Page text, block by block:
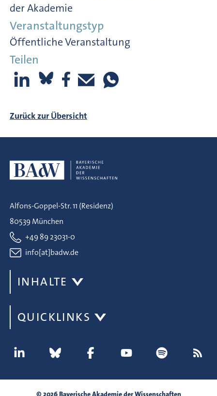
der Akademie
Veranstaltungstyp
Öffentliche Veranstaltung
Teilen
Zurück zur Übersicht
Alfons-Goppel-Str. 11 (Residenz)
80539 München
+49 89 23031-0
info[at]badw.de
INHALTE
QUICKLINKS
© 2026 Bayerische Akademie der Wissenschaften